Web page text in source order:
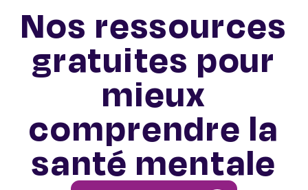
Nos ressources
gratuites pour
mieux
comprendre la
santé mentale